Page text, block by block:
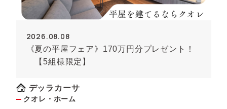
2026.08.08
《夏の平屋フェア》170万円分プレゼント！
【5組様限定】
デッラカーサ
クオレ・ホーム